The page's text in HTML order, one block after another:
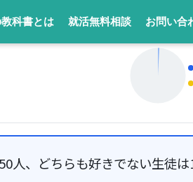
科書とは 就活無料相談 お問い合
人、どちらも好きでない生徒は